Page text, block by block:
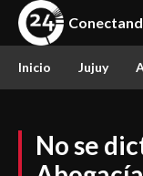
Inicio Jujuy
No se